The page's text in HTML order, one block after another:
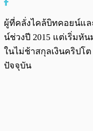
ผู้ที่คลั่งไคล้บิทคอยน์แล
น์ช่วงปี 2015 แต่เริ่มหั
ในไม่ช้าสกุลเงินคริปโ
ปัจจุบัน